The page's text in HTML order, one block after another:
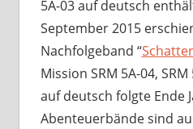
5A-03 auf deutsch
September 2015
Nachfolgeband “
Mission SRM 5A-04,
auf deutsch folgte Ende
Abenteuerbände sind